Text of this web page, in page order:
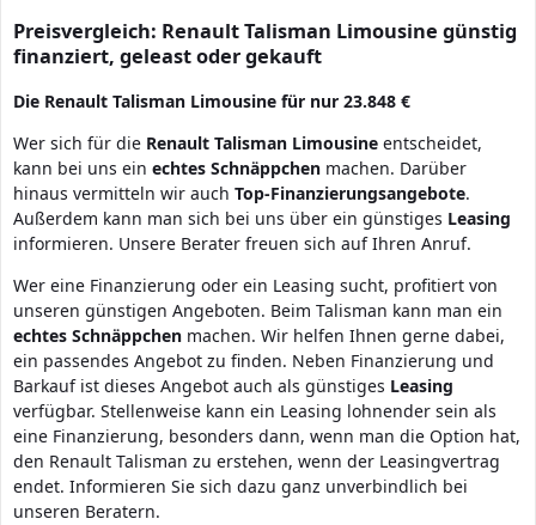
Preisvergleich: Renault Talisman Limousine günstig
finanziert, geleast oder gekauft
Die Renault Talisman Limousine für nur 23.848 €
Wer sich für die Renault Talisman Limousine entscheidet,
kann bei uns ein echtes Schnäppchen machen. Darüber
hinaus vermitteln wir auch Top-Finanzierungsangebote.
Außerdem kann man sich bei uns über ein günstiges Leasing
informieren. Unsere Berater freuen sich auf Ihren Anruf.
Wer eine Finanzierung oder ein Leasing sucht, profitiert von
unseren günstigen Angeboten. Beim Talisman kann man ein
echtes Schnäppchen machen. Wir helfen Ihnen gerne dabei,
ein passendes Angebot zu finden. Neben Finanzierung und
Barkauf ist dieses Angebot auch als günstiges Leasing
verfügbar. Stellenweise kann ein Leasing lohnender sein als
eine Finanzierung, besonders dann, wenn man die Option hat,
den Renault Talisman zu erstehen, wenn der Leasingvertrag
endet. Informieren Sie sich dazu ganz unverbindlich bei
unseren Beratern.